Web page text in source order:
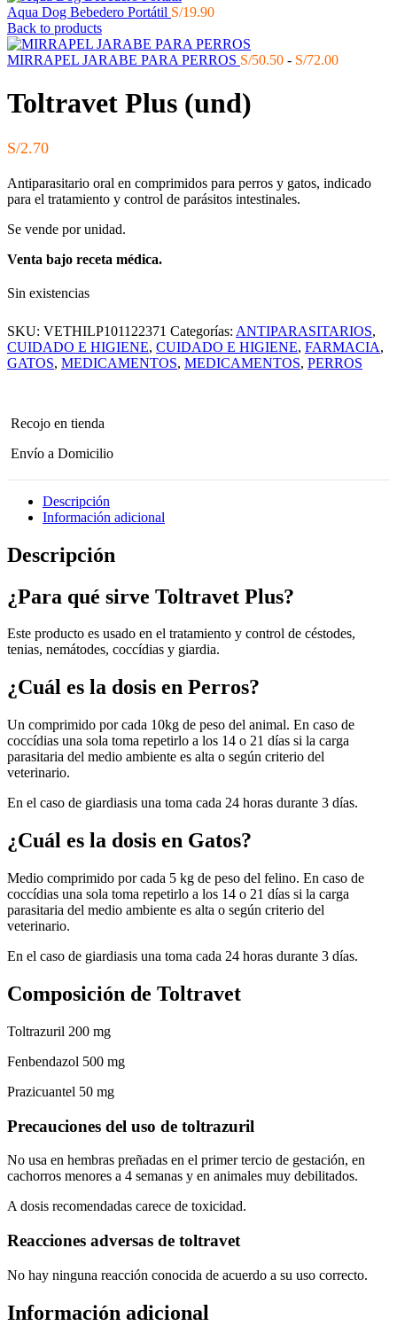
Aqua Dog Bebedero Portátil S/19.90
Back to products
MIRRAPEL JARABE PARA PERROS S/50.50 - S/72.00Rango
Toltravet Plus (und)
S/2.70
Antiparasitario oral en comprimidos para perros y gatos, indicado
para el tratamiento y control de parásitos intestinales.
Se vende por unidad.
Venta bajo receta médica.
Sin existencias
SKU: VETHILP101122371 Categorías: ANTIPARASITARIOS,
CUIDADO E HIGIENE, CUIDADO E HIGIENE, FARMACIA,
GATOS, MEDICAMENTOS, MEDICAMENTOS, PERROS
Recojo en tienda
Envío a Domicilio
Descripción
Información adicional
Descripción
¿Para qué sirve Toltravet Plus?
Este producto es usado en el tratamiento y control de céstodes,
tenias, nemátodes, coccídias y giardia.
¿Cuál es la dosis en Perros?
Un comprimido por cada 10kg de peso del animal. En caso de
coccídias una sola toma repetirlo a los 14 o 21 días si la carga
parasitaria del medio ambiente es alta o según criterio del
veterinario.
En el caso de giardiasis una toma cada 24 horas durante 3 días.
¿Cuál es la dosis en Gatos?
Medio comprimido por cada 5 kg de peso del felino. En caso de
coccídias una sola toma repetirlo a los 14 o 21 días si la carga
parasitaria del medio ambiente es alta o según criterio del
veterinario.
En el caso de giardiasis una toma cada 24 horas durante 3 días.
Composición de Toltravet
Toltrazuril 200 mg
Fenbendazol 500 mg
Prazicuantel 50 mg
Precauciones del uso de toltrazuril
No usa en hembras preñadas en el primer tercio de gestación, en
cachorros menores a 4 semanas y en animales muy debilitados.
A dosis recomendadas carece de toxicidad.
Reacciones adversas de toltravet
No hay ninguna reacción conocida de acuerdo a su uso correcto.
Información adicional